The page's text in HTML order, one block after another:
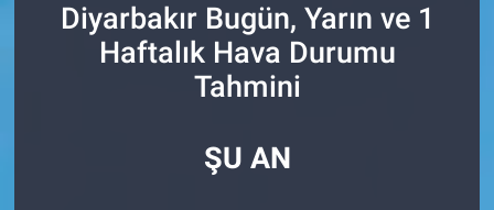
Diyarbakır Bugün, Yarın ve 1
Haftalık Hava Durumu
Tahmini
ŞU AN
Elazığ
Süper Lig Puan Durumu ve Fikstür
Son Dakika Haberleri